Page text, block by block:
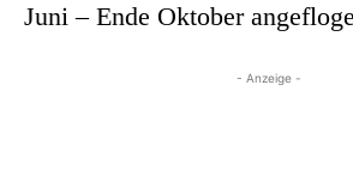
Juni – Ende Oktober
- Anzeige -